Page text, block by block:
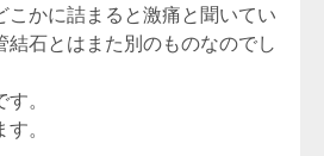
こかに詰まると激痛と聞いてい
結石とはまた別のものなのでし
。
。